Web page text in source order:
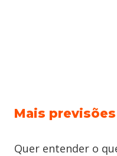
Mais
Quer entender o